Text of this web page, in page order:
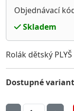
Objednávací
Skladem
Rolák dětský
Dostupné